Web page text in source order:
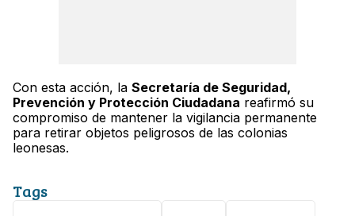
Con esta acción, la Secretaría de Seguridad,
Prevención y Protección Ciudadana reafirmó su
compromiso de mantener la vigilancia permanente
para retirar objetos peligrosos de las colonias
leonesas.
Tags